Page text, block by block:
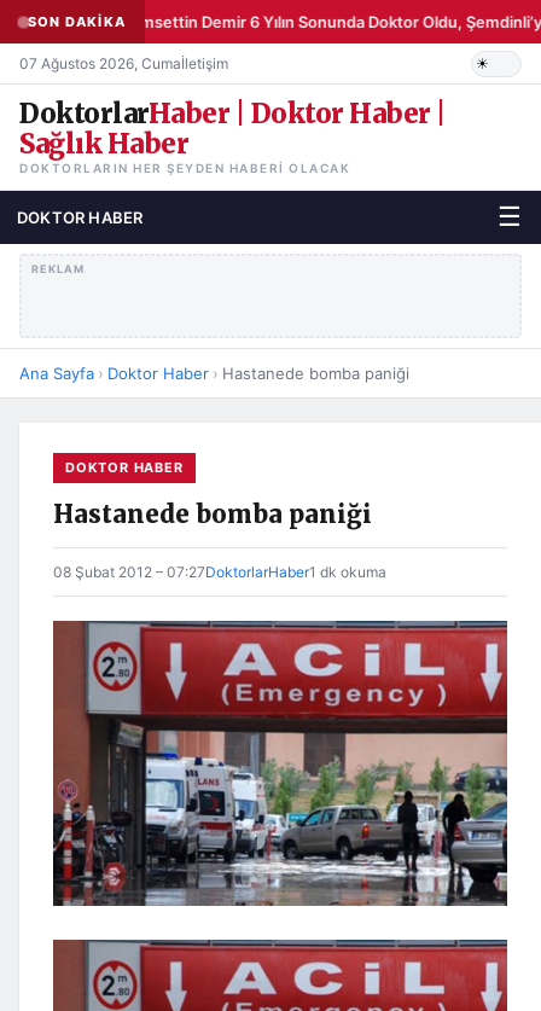
SON DAKİKAŞemsettin Demir 6 Yılın Sonunda Doktor Oldu,
07 Ağustos 2026, Cumaİletişim
DoktorlarHaber | Doktor Haber |
Sağlık Haber
DOKTORLARIN HER ŞEYDEN HABERI OLACAK
DOKTOR HABER ☰
REKLAM
Ana Sayfa › Doktor Haber › Hastanede bomba paniği
DOKTOR HABER
Hastanede bomba paniği
08 Şubat 2012 – 07:27DoktorlarHaber1 dk okuma